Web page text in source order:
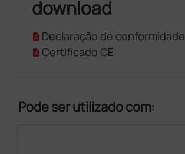
download
Declaração de conformidade
Certificado CE
Pode ser utilizado com: